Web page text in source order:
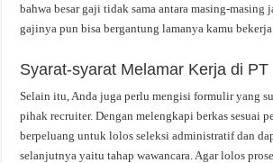
bahwa besar gaji tidak sama antara masing-masing
gajinya pun bisa bergantung lamanya kamu
Syarat-syarat Melamar Kerja di PT
Selain itu, Anda juga perlu mengisi formulir yang
pihak recruiter. Dengan melengkapi berkas sesuai
berpeluang untuk lolos seleksi administratif dan
selanjutnya yaitu tahap wawancara. Agar lolos